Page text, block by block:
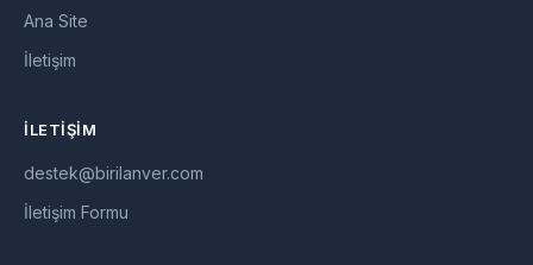
Ana Site
İletişim
İLETIŞIM
destek@birilanver.com
İletişim Formu